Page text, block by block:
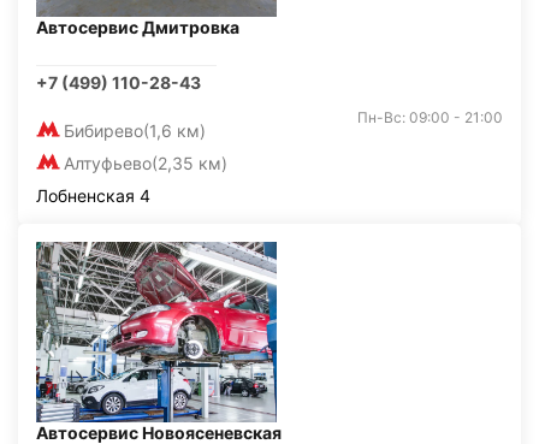
Автосервис Дмитровка
+7 (499) 110-28-43
Бибирево(1,6 км)
Алтуфьево(2,35 км)
Пн-Вс: 09:00 - 21:00
Лобненская 4
Автосервис Новоясеневская